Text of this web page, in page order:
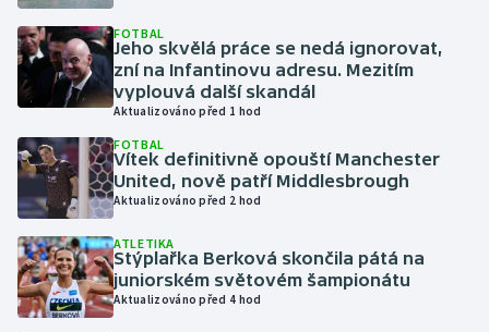
Krasobruslení
Lezení
Lyže a snowboard
Moderní pětiboj
Motorsport
Olympijské hry
FOTBAL
Jeho skvělá práce se nedá ignorovat,
zní na Infantinovu adresu. Mezitím
vyplouvá další skandál
Aktualizováno před 1 hod
FOTBAL
Vítek definitivně opouští Manchester
United, nově patří Middlesbrough
Aktualizováno před 2 hod
ATLETIKA
Stýplařka Berková skončila pátá na
juniorském světovém šampionátu
Aktualizováno před 4 hod